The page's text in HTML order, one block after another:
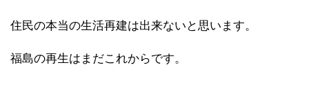
住民の本当の生活再建は出来ないと思います。
福島の再生はまだこれからです。